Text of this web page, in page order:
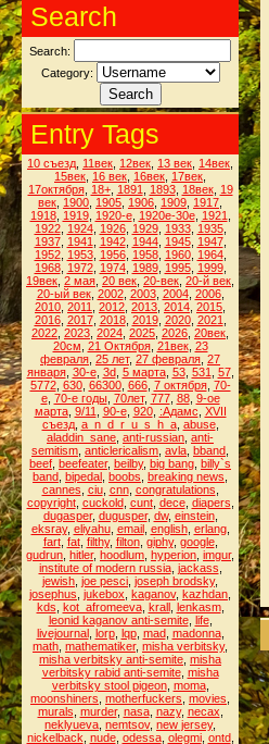
Search
Search:
Category:
Entry Tags
10 съезд 11век 12век 13 век 14век
15век 16 век 16век 17век
17октября, 18+, 1891 1893, 18век, 19
век 1900 1905 1906 1909 1917
1918, 1919, 1920-е, 1920е-30е, 1921
1922, 1924, 1926, 1929, 1933, 1935,
1937, 1941 1942, 1944, 1945, 1947,
1952, 1953, 1956, 1958, 1960, 1964,
1968, 1972, 1974, 1989, 1995, 1999,
19век 2 мая 20 век 20-век 20-й век
20-ый век, 2002, 2003, 2004, 2006,
2010 2011 2012 2013 2014 2015
2016, 2017, 2018, 2019, 2020, 2021
2022 2023 2024 2025 2026 20век
20см 21 Октября, 21век, 23
февраля 25 лет, 27 февраля 27
января, 30-е, 3d, 5 марта, 53, 531 57,
5772, 630, 66300, 666, 7 октября, 70-
е, 70-е годы, 70лет, 777, 88, 9-ое
марта, 9/11 90-е, 920, :Адамс XVII
съезд, a_n_d_r_u_s_h_a, abuse,
aladdin_sane anti-russian anti-
semitism anticlericalism avla bband
beef beefeater, beilby, big bang billy`s
band bipedal boobs breaking news
cannes ciu, cnn, congratulations
copyright, cuckold, cunt, dece, diapers
dugasper, dugusper, dw, einstein,
eksray, eliyahu, email, english, erlang,
fart, fat, filthy, filton, giphy, google,
gudrun hitler, hoodlum hyperion imgur,
institute of modern russia, jackass
jewish joe pesci joseph brodsky,
josephus jukebox kaganov, kazhdan
kds kot_afromeeva, krall, lenkasm,
leonid kaganov anti-semite, life,
livejournal, lorp, lqp, mad, madonna,
math mathematiker, misha verbitsky,
misha verbitsky anti-semite misha
verbitsky rabid anti-semite, misha
verbitsky stool pigeon, moma,
moonshiners motherfuckers movies
murals murder, nasa, nazy, necax
neklyueva nemtsov, new jersey,
nickelback nude, odessa, olegmi, ontd,